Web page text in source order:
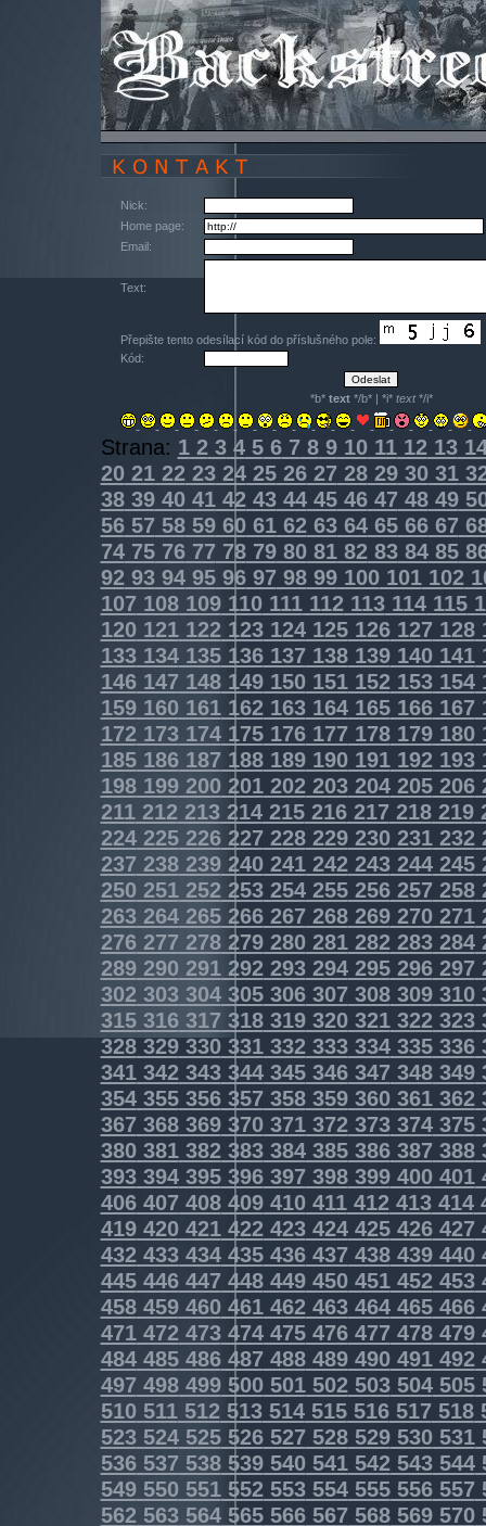
Nick:
Home page:
Email:
Text:
Přepište tento odesílací kód do příslušného pole:
Kód:
*b* text*/b* | *i* text*/i*
Strana: 12345678910111213
202122232425262728293031
383940414243444546474849
565758596061626364656667
747576777879808182838485
9293949596979899100101102
107108109110111112113114115
120121122123124125126127128
133134135136137138139140141
146147 148149150151152153154
159160161162163164165166167
172173174175176177178179180
185186187 188189190191192193
198199200201202203204205206
211212213214215216217218219
224225226227228229230231232
237 238239240241242243244245
250 251252253254255256257258
263264265266267268269270271
276277 278279280281282283284
289290 291292293294295296297
302303304305306307308309310
315316317 318319320321322323
328329330331332333334335336
341342343344345346347348349
354355356357358359360361362
367368369370371372373374375
380381382383384385386387388
393394395396397398399400401
406407408409410411412413414
419420421422423424425426427
432433434435436437438439440
445446447448449450451452453
458459460461462463464465466
471472473474475476477478479
484485486487488489490491492
497 498499500501502503504505
510511512513514515516517518
523524525526527528529530531
536537 538539540541542543544
549550551552553554555556557
562563564565566567568569570